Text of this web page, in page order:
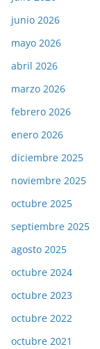
junio 2026
mayo 2026
abril 2026
marzo 2026
febrero 2026
enero 2026
diciembre 2025
noviembre 2025
octubre 2025
septiembre 2025
agosto 2025
octubre 2024
octubre 2023
octubre 2022
octubre 2021